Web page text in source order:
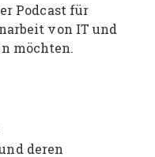
Podcast für
von IT und
möchten.
deren